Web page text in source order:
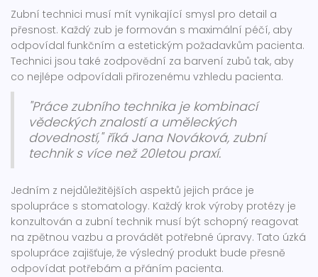
Zubní technici musí mít vynikající smysl pro detail a
přesnost. Každý zub je formován s maximální péčí, aby
odpovídal funkčním a estetickým požadavkům pacienta.
Technici jsou také zodpovědní za barvení zubů tak, aby
co nejlépe odpovídali přirozenému vzhledu pacienta.
"Práce zubního technika je kombinací
vědeckých znalostí a uměleckých
dovedností," říká Jana Nováková, zubní
technik s více než 20letou praxí.
Jedním z nejdůležitějších aspektů jejich práce je
spolupráce s stomatology. Každý krok výroby protézy je
konzultován a zubní technik musí být schopný reagovat
na zpětnou vazbu a provádět potřebné úpravy. Tato úzká
spolupráce zajišťuje, že výsledný produkt bude přesně
odpovídat potřebám a přáním pacienta.